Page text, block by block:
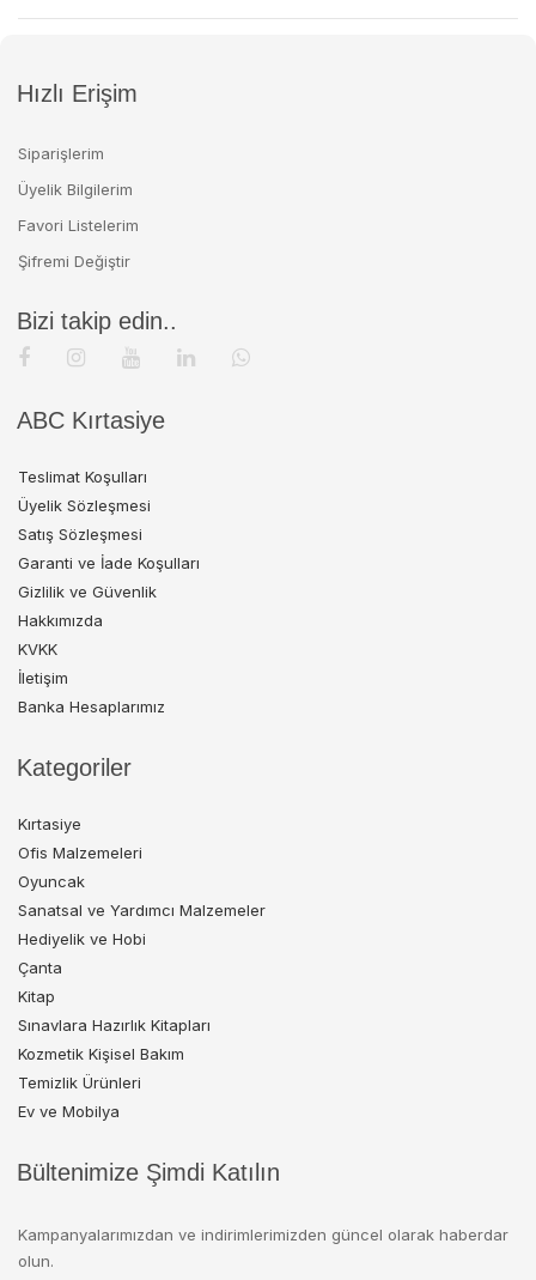
Hızlı Erişim
Siparişlerim
Üyelik Bilgilerim
Favori Listelerim
Şifremi Değiştir
Bizi takip edin..
ABC Kırtasiye
Teslimat Koşulları
Üyelik Sözleşmesi
Satış Sözleşmesi
Garanti ve İade Koşulları
Gizlilik ve Güvenlik
Hakkımızda
KVKK
İletişim
Banka Hesaplarımız
Kategoriler
Kırtasiye
Ofis Malzemeleri
Oyuncak
Sanatsal ve Yardımcı Malzemeler
Hediyelik ve Hobi
Çanta
Kitap
Sınavlara Hazırlık Kitapları
Kozmetik Kişisel Bakım
Temizlik Ürünleri
Ev ve Mobilya
Bültenimize Şimdi Katılın
Kampanyalarımızdan ve indirimlerimizden güncel olarak haberdar
olun.